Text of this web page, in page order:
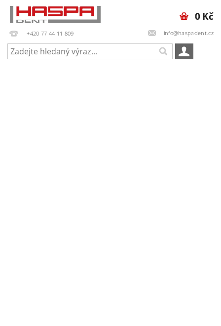
+420 77 44 11 809 info@haspadent.cz
0 Kč